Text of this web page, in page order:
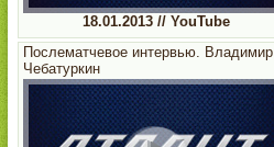
18.01.2013 // YouTube
Послематчевое интервью. Владимир
Чебатуркин